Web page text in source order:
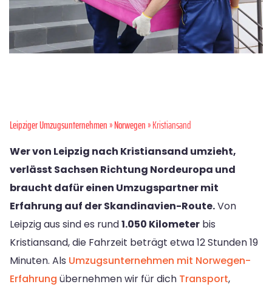
Leipziger Umzugsunternehmen»Norwegen» Kristiansand
Wer von Leipzig nach Kristiansand umzieht,
verlässt Sachsen Richtung Nordeuropa und
braucht dafür einen Umzugspartner mit
Erfahrung auf der Skandinavien-Route.Von
Leipzig aus sind es rund1.050 Kilometer bis
Kristiansand, die Fahrzeit beträgt etwa 12 Stunden 19
Minuten. Als Umzugsunternehmen mit Norwegen-
Erfahrung übernehmen wir für dich Transport,